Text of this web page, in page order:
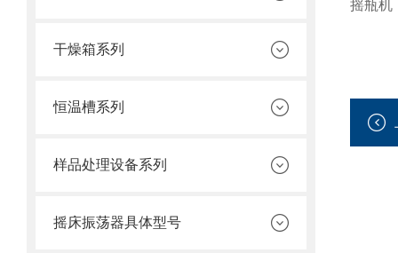
干燥箱系列
恒温槽系列
样品处理设备系列
摇床振荡器具体型号
摇瓶机